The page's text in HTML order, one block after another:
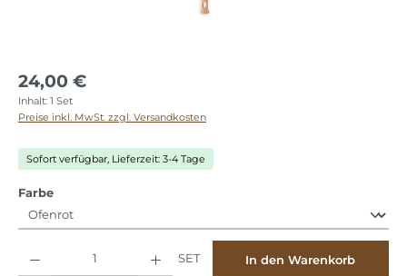
24,00 €
Inhalt: 1 Set
Preise inkl. MwSt. zzgl. Versandkosten
Sofort verfügbar, Lieferzeit: 3-4 Tage
Farbeauswählen
SET In den Warenkorb